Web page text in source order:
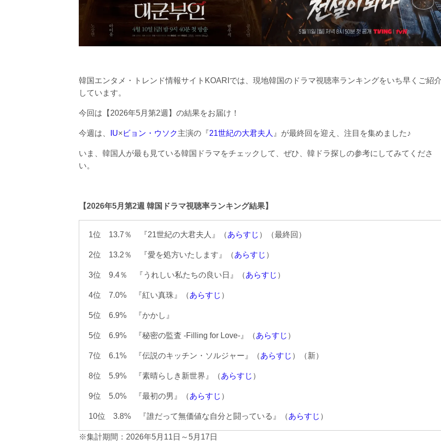
韓国エンタメ・トレンド情報サイトKOARIでは、現地韓国のドラマ視聴率ランキングをいち早くご紹
しています。
今回は【2026年5月第2週】の結果をお届け！
今週は、 IU× ビョン・ウソク主演の『21世紀の大君夫人 』が最終回を迎え、注目を集めました♪
いま、韓国人が最も見ている韓国ドラマをチェックして、ぜひ、韓ドラ探しの参考にしてみてくださ
い。
【2026年5月第2週 韓国ドラマ視聴率ランキング結果】
1位 13.7％ 『21世紀の大君夫人』（あらすじ ）（最終回）
2位 13.2％ 『愛を処方いたします』（あらすじ ）
3位 9.4％ 『うれしい私たちの良い日』（あらすじ ）
4位 7.0% 『紅い真珠』（あらすじ ）
5位 6.9% 『かかし』
5位 6.9% 『秘密の監査 -Filling for Love-』（あらすじ ）
7位 6.1% 『伝説のキッチン・ソルジャー』（あらすじ ）（新）
8位 5.9% 『素晴らしき新世界』（あらすじ ）
9位 5.0% 『最初の男』（あらすじ ）
10位 3.8% 『誰だって無価値な自分と闘っている』（あらすじ ）
※集計期間：2026年5月11日～5月17日